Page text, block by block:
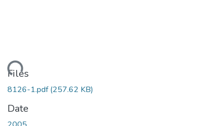
Files
8126-1.pdf(257.62 KB)
Date